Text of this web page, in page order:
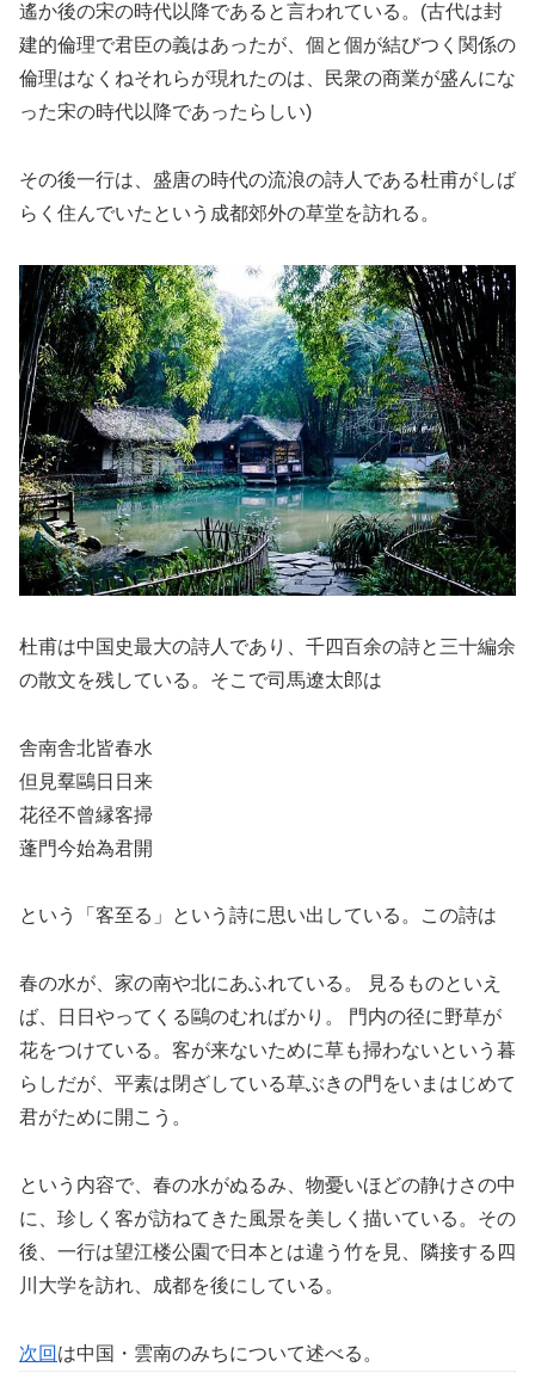
遙か後の宋の時代以降であると言われている。(古代は封
建的倫理で君臣の義はあったが、個と個が結びつく関係の
倫理はなくねそれらが現れたのは、民衆の商業が盛んにな
った宋の時代以降であったらしい)
その後一行は、盛唐の時代の流浪の詩人である杜甫がしば
らく住んでいたという成都郊外の草堂を訪れる。
杜甫は中国史最大の詩人であり、千四百余の詩と三十編余
の散文を残している。そこで司馬遼太郎は
舎南舎北皆春水
但見羣鷗日日来
花径不曾縁客掃
蓬門今始為君開
という「客至る」という詩に思い出している。この詩は
春の水が、家の南や北にあふれている。 見るものといえ
ば、日日やってくる鷗のむればかり。 門内の径に野草が
花をつけている。客が来ないために草も掃わないという暮
らしだが、平素は閉ざしている草ぶきの門をいまはじめて
君がために開こう。
という内容で、春の水がぬるみ、物憂いほどの静けさの中
に、珍しく客が訪ねてきた風景を美しく描いている。その
後、一行は望江楼公園で日本とは違う竹を見、隣接する四
川大学を訪れ、成都を後にしている。
次回 は中国・雲南のみちについて述べる。